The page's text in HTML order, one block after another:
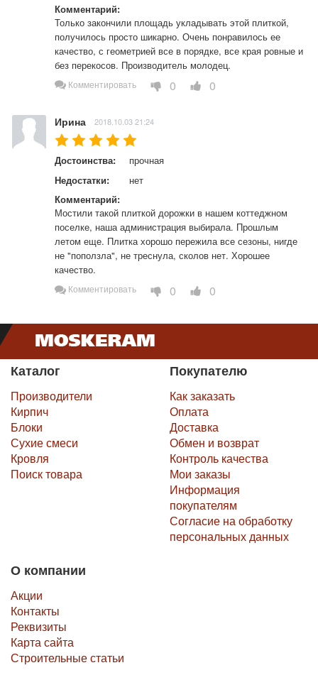
Комментарий:
Только закончили площадь укладывать этой плиткой,
получилось просто шикарно. Очень понравилось ее
качество, с геометрией все в порядке, все края ровные и
без перекосов. Производитель молодец.
Комментировать 0 0
Ирина 2018.10.03 21:24
Достоинства:
прочная
Недостатки:
нет
Комментарий:
Мостили такой плиткой дорожки в нашем коттеджном
поселке, наша администрация выбирала. Прошлым
летом еще. Плитка хорошо пережила все сезоны, нигде
не "поползла", не треснула, сколов нет. Хорошее
качество.
Комментировать 0 0
Каталог
Производители
Кирпич
Блоки
Сухие смеси
Кровля
Поиск товара
Покупателю
Как заказать
Оплата
Доставка
Обмен и возврат
Контроль качества
Мои заказы
Информация
покупателям
Согласие на обработку
персональных данных
О компании
Акции
Контакты
Реквизиты
Карта сайта
Строительные статьи